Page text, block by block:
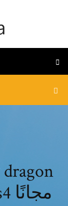
ball fighterz للعبة ps4 مجانًا